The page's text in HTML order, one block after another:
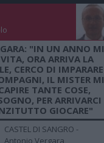
"IN UN ANNO MI
ORA ARRIVA LA
CERCO DI IMPARARE
IL MISTER MI
TANTE COSE,
PER ARRIVARCI
GIOCARE"
CASTEL DI SANGRO -
Antonio Vergara,